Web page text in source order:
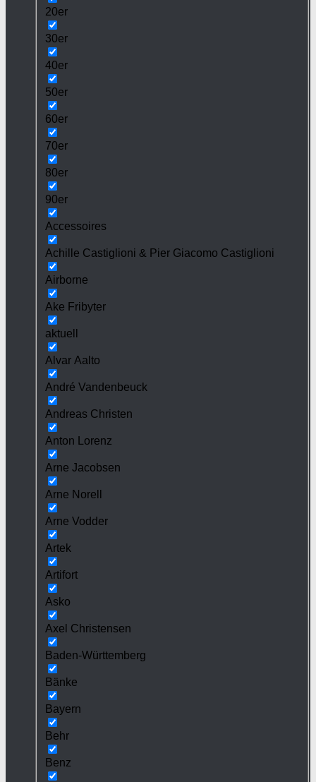
20er
30er
40er
50er
60er
70er
80er
90er
Accessoires
Achille Castiglioni & Pier Giacomo Castiglioni
Airborne
Ake Fribyter
aktuell
Alvar Aalto
André Vandenbeuck
Andreas Christen
Anton Lorenz
Arne Jacobsen
Arne Norell
Arne Vodder
Artek
Artifort
Asko
Axel Christensen
Baden-Württemberg
Bänke
Bayern
Behr
Benz